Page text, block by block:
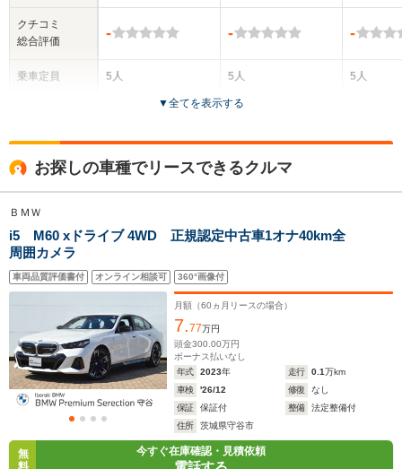
クチコミ
総合評価
乗車定員
サイズ
WLTCモード
燃費
-
5人
全高
1.46m
全幅
4.79m
ホイールベース
-m
-
5人
5ドア
全高
1.51m～1.52m
全幅
-
-
5人
▼全てを表示する
お探しの車種でリースできるクルマ
ＢＭＷ
i5 M60 xドライブ 4WD 正規認定中古車1オナ40km全
周囲カメラ
車両品質評価書付 オンライン相談可 360°画像付
月額（60 ヵ月リースの場合）
7.77万円
頭金300.00万円
ボーナス払いなし
年式
2023年 走行 0.1万km
車検
'26/12 修復
なし
保証
保証付 整備
法定整備付
住所
茨城県守谷市
無
料
今すぐ在庫確認・見積依頼